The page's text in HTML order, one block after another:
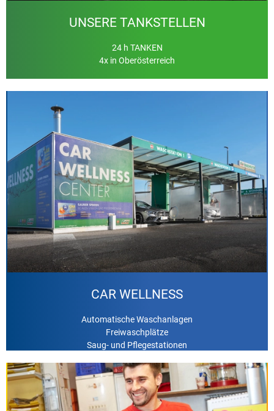
UNSERE TANKSTELLEN
24 h TANKEN
4x in Oberösterreich
CAR WELLNESS
Automatische Waschanlagen
Freiwaschplätze
Saug- und Pflegestationen
Mehr Informationen
Klicken Sie hier